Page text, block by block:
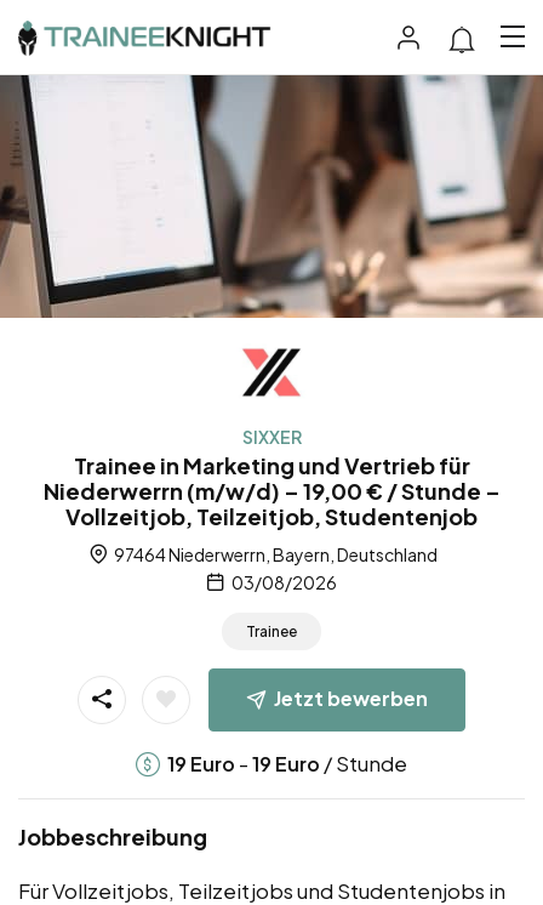
SIXXER
Trainee in Marketing und Vertrieb für
Niederwerrn (m/w/d) – 19,00 € / Stunde –
Vollzeitjob, Teilzeitjob, Studentenjob
97464 Niederwerrn, Bayern, Deutschland
03/08/2026
Trainee
Jetzt bewerben
19 Euro -19 Euro / Stunde
Jobbeschreibung
Für Vollzeitjobs, Teilzeitjobs und Studentenjobs in